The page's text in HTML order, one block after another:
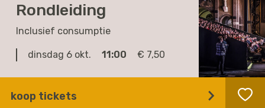
Rondleiding
Inclusief consumptie
dinsdag 6 okt. 11:00 € 7,50
koop tickets